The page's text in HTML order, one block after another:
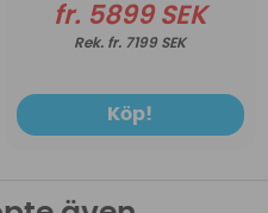
fr. 5899 SEK
fr. 7199 SEK
Köp!